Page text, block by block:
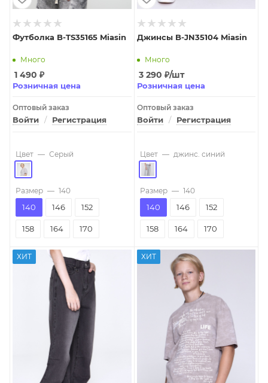
Футболка B-TS35165 Miasin
Много
1 490 ₽
Розничная цена
Оптовый заказ
Войти / Регистрация
Цвет — Серый
Размер — 140
140 146 152
158 164 170
Джинсы B-JN35104 Miasin
Много
3 290 ₽/шт
Розничная цена
Оптовый заказ
Войти / Регистрация
Цвет — джинс. синий
Размер — 140
140 146 152
158 164 170
ХИТ ХИТ